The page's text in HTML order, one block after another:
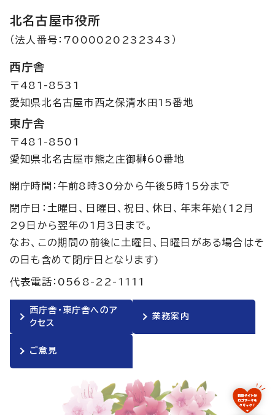
北名古屋市役所
（法人番号：7000020232343）
西庁舎
〒481-8531
愛知県北名古屋市西之保清水田15番地
東庁舎
〒481-8501
愛知県北名古屋市熊之庄御榊60番地
開庁時間：午前8時30分から午後5時15分まで
閉庁日：土曜日、日曜日、祝日、休日、年末年始(12月
29日から翌年の1月3日まで。
なお、この期間の前後に土曜日、日曜日がある場合はそ
の日も含めて閉庁日となります)
代表電話：0568-22-1111
西庁舎・東庁舎へのア
クセス
業務案内
ご意見